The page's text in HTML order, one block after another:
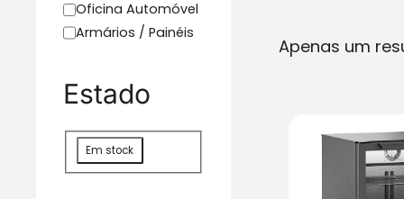
C
a
g
r
a
Oficina Automóvel
Armários / Painéis
Estado
i
Em stock
Apenas um